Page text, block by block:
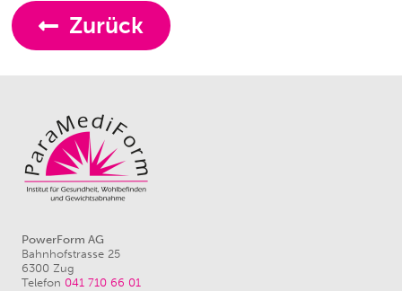
Zurück
PowerForm AG
Bahnhofstrasse 25
6300 Zug
Telefon 041 710 66 01